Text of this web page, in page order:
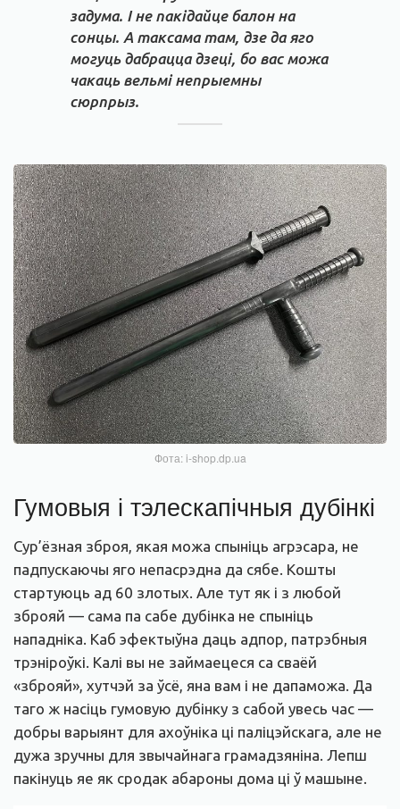
задума. І не пакідайце балон на
сонцы. А таксама там, дзе да яго
могуць дабрацца дзеці, бо вас можа
чакаць вельмі непрыемны
сюрпрыз.
Фота: i-shop.dp.ua
Гумовыя і тэлескапічныя дубінкі
Сур’ёзная зброя, якая можа спыніць агрэсара, не
падпускаючы яго непасрэдна да сябе. Кошты
стартуюць ад 60 злотых. Але тут як і з любой
зброяй — сама па сабе дубінка не спыніць
нападніка. Каб эфектыўна даць адпор, патрэбныя
трэніроўкі. Калі вы не займаецеся са сваёй
«зброяй», хутчэй за ўсё, яна вам і не дапаможа. Да
таго ж насіць гумовую дубінку з сабой увесь час —
добры варыянт для ахоўніка ці паліцэйскага, але не
дужа зручны для звычайнага грамадзяніна. Лепш
пакінуць яе як сродак абароны дома ці ў машыне.